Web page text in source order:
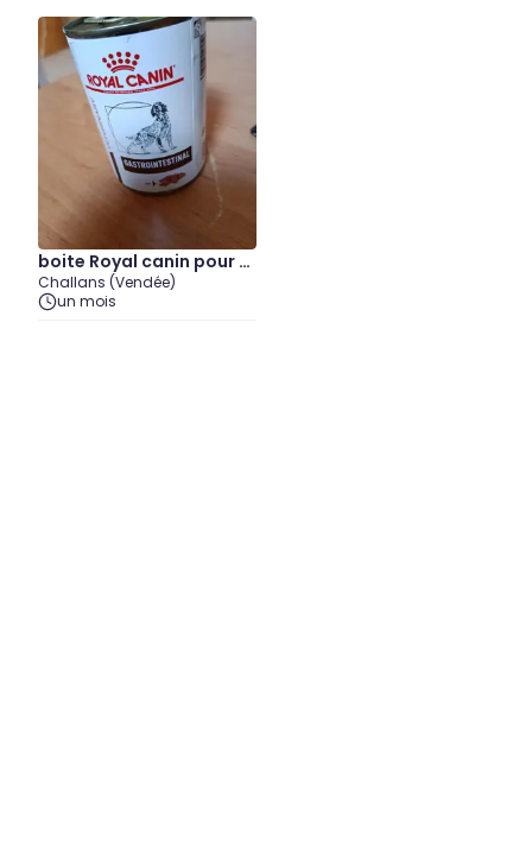
boite Royal canin pour c
hien
Challans (Vendée)
un mois